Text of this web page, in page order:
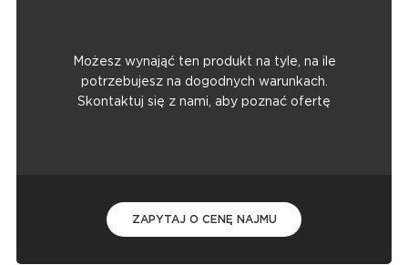
Możesz wynająć ten produkt na tyle, na ile
potrzebujesz na dogodnych warunkach.
Skontaktuj się z nami, aby poznać ofertę
ZAPYTAJ O CENĘ NAJMU